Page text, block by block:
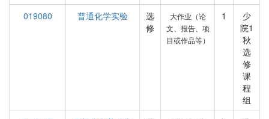
019080
普通化学实验
选
修
大作业（论
文、报告、项
目或作品等）
1
少
院1
秋
选
修
课
程
组